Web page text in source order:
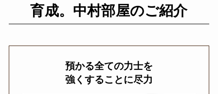
育成。中村部屋のご紹介
預かる全ての力士を
強くすることに尽力